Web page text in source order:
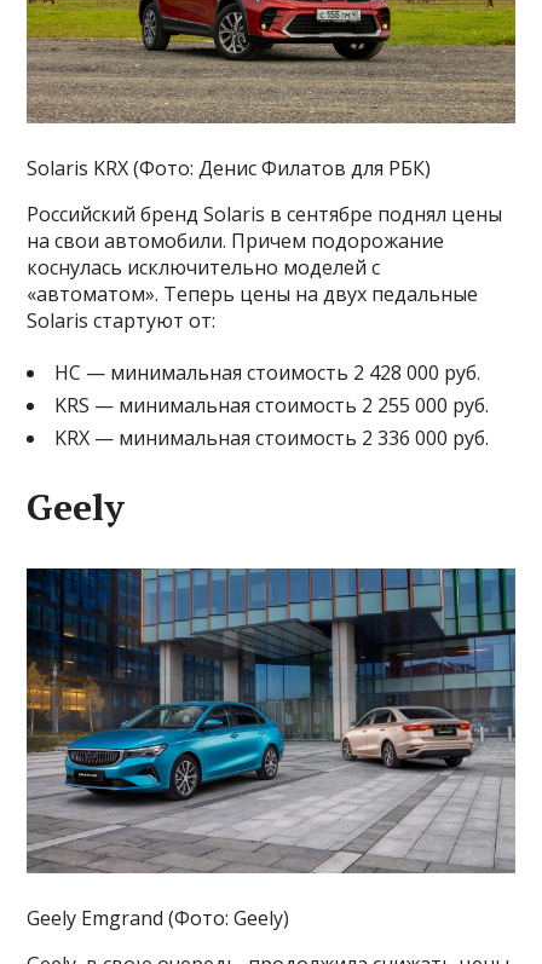
Solaris KRX (Фото: Денис Филатов для РБК)
Российский бренд Solaris в сентябре поднял цены
на свои автомобили. Причем подорожание
коснулась исключительно моделей с
«автоматом». Теперь цены на двух педальные
Solaris стартуют от:
НС — минимальная стоимость 2 428 000 руб.
KRS — минимальная стоимость 2 255 000 руб.
KRX — минимальная стоимость 2 336 000 руб.
Geely
Geely Emgrand (Фото: Geely)